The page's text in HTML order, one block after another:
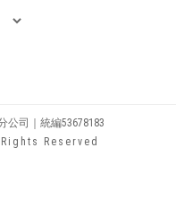
公司｜統編53678183
Reserved